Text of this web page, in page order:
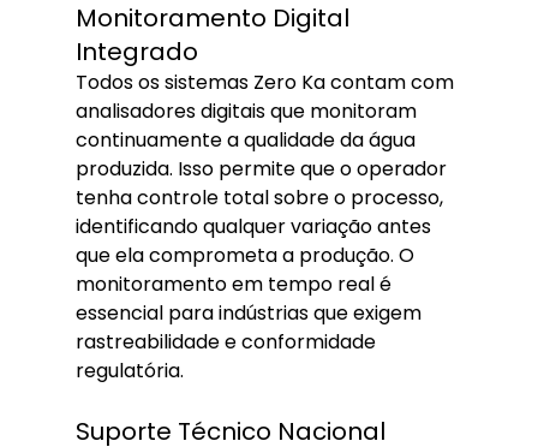
Monitoramento Digital
Integrado
Todos os sistemas Zero Ka contam com
analisadores digitais que monitoram
continuamente a qualidade da água
produzida. Isso permite que o operador
tenha controle total sobre o processo,
identificando qualquer variação antes
que ela comprometa a produção. O
monitoramento em tempo real é
essencial para indústrias que exigem
rastreabilidade e conformidade
regulatória.
Suporte Técnico Nacional